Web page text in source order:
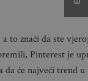
to znači da ste
Pinterest je
će najveći trend